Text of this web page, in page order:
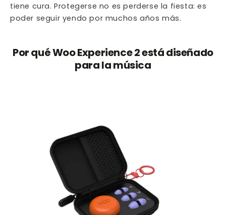
tiene cura. Protegerse no es perderse la fiesta: es
poder seguir yendo por muchos años más.
Por qué Woo Experience 2 está diseñado
para la música